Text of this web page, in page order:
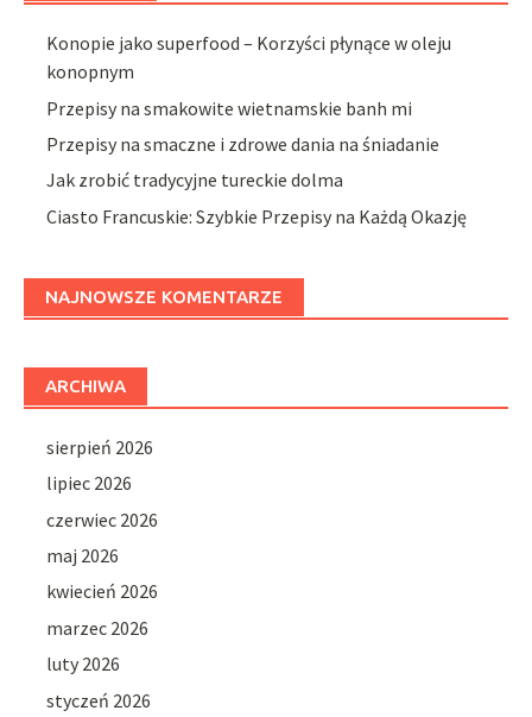
Konopie jako superfood – Korzyści płynące w oleju
konopnym
Przepisy na smakowite wietnamskie banh mi
Przepisy na smaczne i zdrowe dania na śniadanie
Jak zrobić tradycyjne tureckie dolma
Ciasto Francuskie: Szybkie Przepisy na Każdą Okazję
NAJNOWSZE KOMENTARZE
ARCHIWA
sierpień 2026
lipiec 2026
czerwiec 2026
maj 2026
kwiecień 2026
marzec 2026
luty 2026
styczeń 2026